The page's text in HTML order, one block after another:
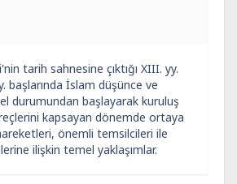
tarih sahnesine çıktığı XIII. yy.
başlarında İslam düşünce ve
durumundan başlayarak kuruluş
kapsayan dönemde ortaya
önemli temsilcileri ile
ilişkin temel yaklaşımlar.